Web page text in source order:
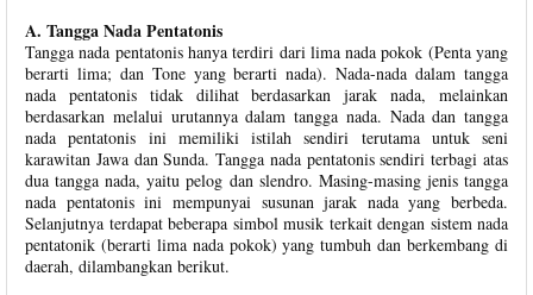
A. Tangga Nada Pentatonis
Tangga nada pentatonis hanya terdiri dari lima nada pokok (Penta yang
berarti lima; dan Tone yang berarti nada). Nada-nada dalam tangga
nada pentatonis tidak dilihat berdasarkan jarak nada, melainkan
berdasarkan melalui urutannya dalam tangga nada. Nada dan tangga
nada pentatonis ini memiliki istilah sendiri terutama untuk seni
karawitan Jawa dan Sunda. Tangga nada pentatonis sendiri terbagi atas
dua tangga nada, yaitu pelog dan slendro. Masing-masing jenis tangga
nada pentatonis ini mempunyai susunan jarak nada yang berbeda.
Selanjutnya terdapat beberapa simbol musik terkait dengan sistem nada
pentatonik (berarti lima nada pokok) yang tumbuh dan berkembang di
daerah, dilambangkan berikut.